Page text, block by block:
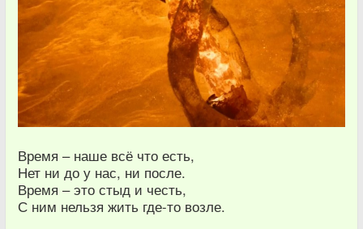
Время – наше всё что есть,
Нет ни до у нас, ни после.
Время – это стыд и честь,
С ним нельзя жить где-то возле.